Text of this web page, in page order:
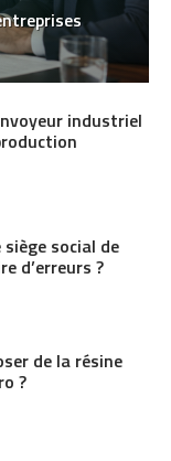
industriel
social de
d’erreurs ?
de la résine
?